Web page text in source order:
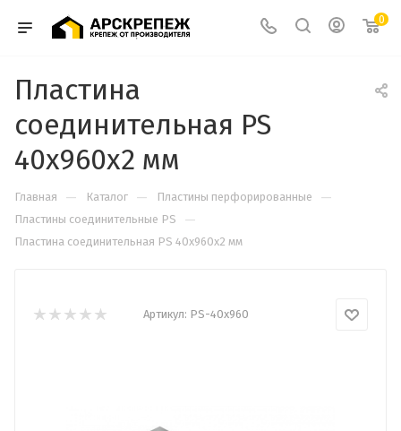
0
Пластина
соединительная PS
40х960х2 мм
Главная — Каталог — Пластины перфорированные —
Пластины соединительные PS —
Пластина соединительная PS 40х960х2 мм
Артикул: PS-40х960